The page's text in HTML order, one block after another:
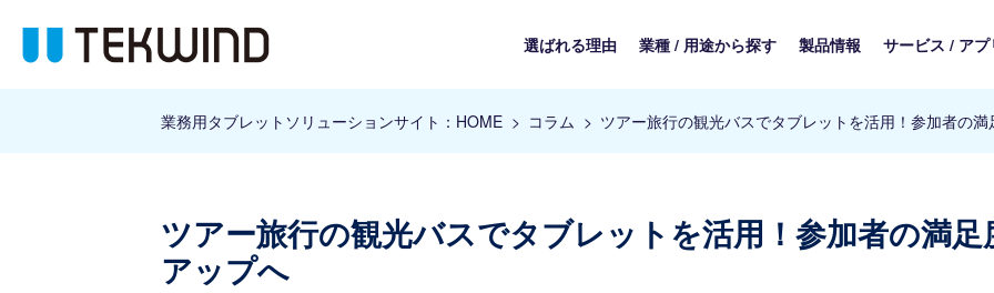
選ばれる理由 業種 / 用途から探す 製品情報 サービス / アプ
業務用タブレットソリューションサイト：HOME コラム ツアー旅行の観光バスでタブレットを活用！参加者の
ツアー旅行の観光バスでタブレットを活用！参加者の満足
アップへ